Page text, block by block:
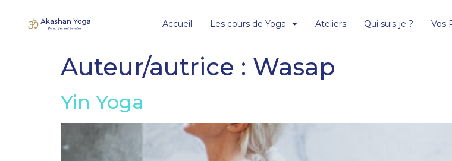
Accueil Les cours de Yoga Ateliers Qui suis-je ? Vos
Auteur/autrice : Wasap
Yin Yoga